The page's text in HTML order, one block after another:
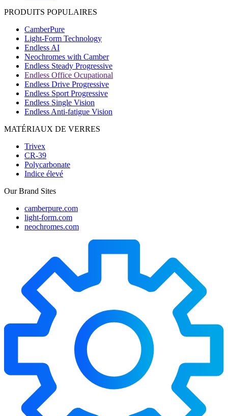
PRODUITS POPULAIRES
CamberPure
Light-Form Technology
Endless AI
Neochromes with Camber
Endless Steady Progressive
Endless Office Ocupational
Endless Drive Progressive
Endless Sport Progressive
Endless Single Vision
Endless Anti-fatigue Vision
MATÉRIAUX DE VERRES
Trivex
CR-39
Polycarbonate
Indice élevé
Our Brand Sites
camberpure.com
light-form.com
neochromes.com